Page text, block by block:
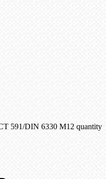
591/DIN 6330 М12 quantity